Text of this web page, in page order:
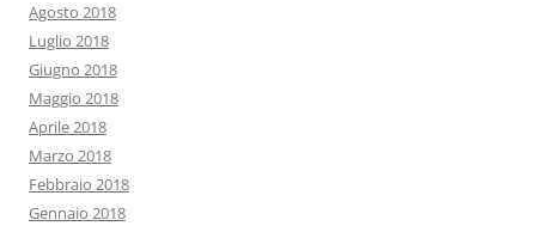
Agosto 2018
Luglio 2018
Giugno 2018
Maggio 2018
Aprile 2018
Marzo 2018
Febbraio 2018
Gennaio 2018